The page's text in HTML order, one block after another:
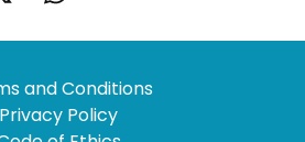
and Conditions
Privacy Policy